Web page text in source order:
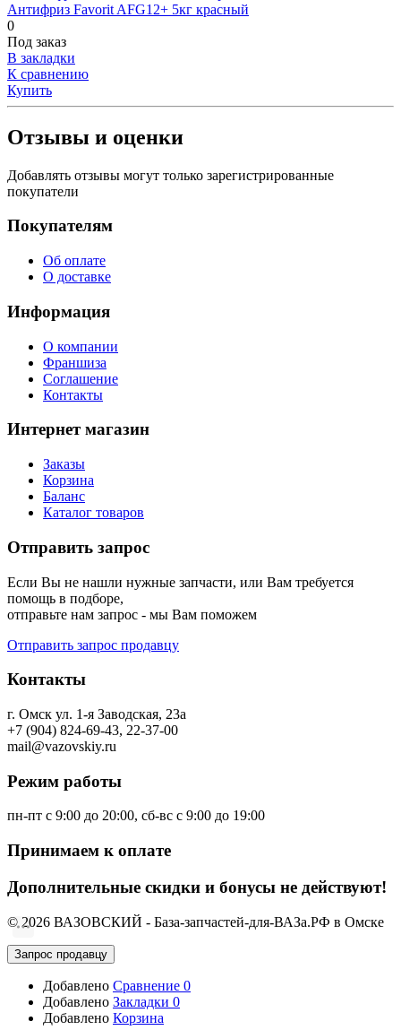
Антифриз Favorit AFG12+ 5кг красный
0
Под заказ
В закладки
К сравнению
Купить
Отзывы и оценки
Добавлять отзывы могут только зарегистрированные
покупатели
Покупателям
Об оплате
О доставке
Информация
О компании
Франшиза
Соглашение
Контакты
Интернет магазин
Заказы
Корзина
Баланс
Каталог товаров
Отправить запрос
Если Вы не нашли нужные запчасти, или Вам требуется
помощь в подборе,
отправьте нам запрос - мы Вам поможем
Отправить запрос продавцу
Контакты
г. Омск ул. 1-я Заводская, 23а
+7 (904) 824-69-43, 22-37-00
mail@vazovskiy.ru
Режим работы
пн-пт с 9:00 до 20:00, сб-вс с 9:00 до 19:00
Принимаем к оплате
Дополнительные скидки и бонусы не действуют!
© 2026 ВАЗОВСКИЙ - База-запчастей-для-ВАЗа.РФ в Омске
Запрос продавцу
Добавлено Сравнение 0
Добавлено Закладки 0
Добавлено Корзина